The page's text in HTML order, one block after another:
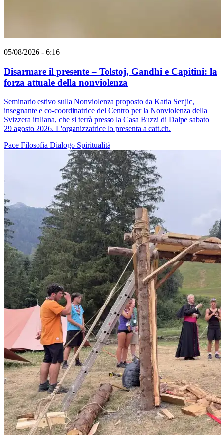
05/08/2026 - 6:16
Disarmare il presente – Tolstoj, Gandhi e Capitini: la
forza attuale della nonviolenza
Seminario estivo sulla Nonviolenza proposto da Katia Senjic,
insegnante e co-coordinatrice del Centro per la Nonviolenza della
Svizzera italiana, che si terrà presso la Casa Buzzi di Dalpe sabato
29 agosto 2026. L'organizzatrice lo presenta a catt.ch.
Pace Filosofia Dialogo Spiritualità